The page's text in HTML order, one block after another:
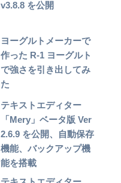
v3.8.8 を公開
ヨーグルトメーカーで
作った R-1 ヨーグルト
で強さを引き出してみ
た
テキストエディター
「Mery」ベータ版 Ver
2.6.9 を公開、自動保存
機能、バックアップ機
能を搭載